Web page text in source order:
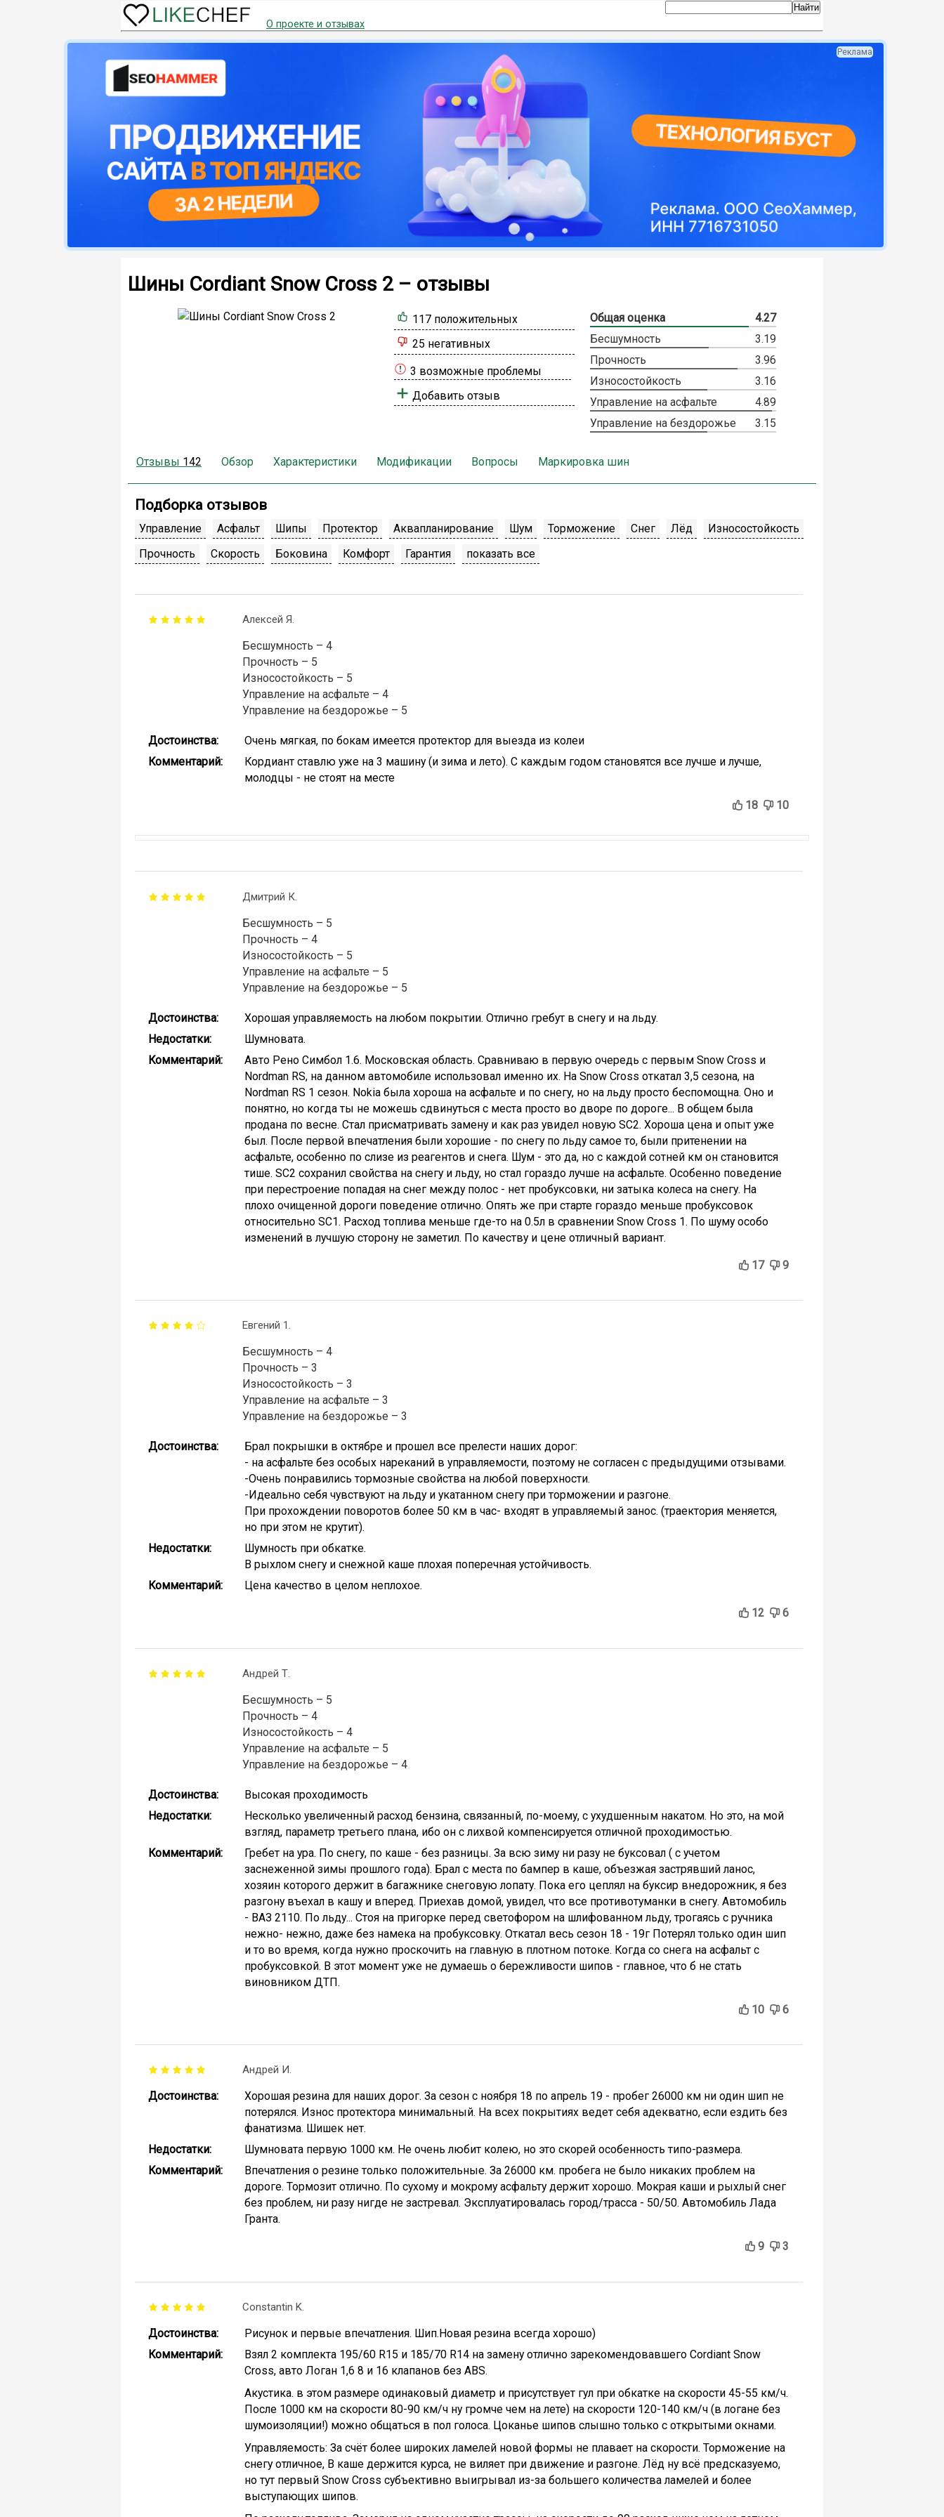
О проекте и отзывах
Реклама
Шины Cordiant Snow Cross 2 – отзывы
117 положительных
25 негативных
3 возможные проблемы
Добавить отзыв
Общая оценка
4.27
Бесшумность
3.19
Прочность
3.96
Износостойкость
3.16
Управление на асфальте
4.89
Управление на бездорожье
3.15
Отзывы 142 Обзор Характеристики Модификации Вопросы Маркировка шин
Подборка отзывов
Управление Асфальт Шипы Протектор Аквапланирование Шум Торможение Снег Лёд
Износостойкость
Прочность
Скорость Боковина Комфорт Гарантия показать все
Алексей Я.
Бесшумность – 4
Прочность – 5
Износостойкость – 5
Управление на асфальте – 4
Управление на бездорожье – 5
Достоинства:
Очень мягкая, по бокам имеется протектор для выезда из колеи
Комментарий:
Кордиант ставлю уже на 3 машину (и зима и лето). С каждым годом становятся все лучше и лучше,
молодцы - не стоят на месте
18 10
Дмитрий К.
Бесшумность – 5
Прочность – 4
Износостойкость – 5
Управление на асфальте – 5
Управление на бездорожье – 5
Достоинства:
Хорошая управляемость на любом покрытии. Отлично гребут в снегу и на льду.
Недостатки:
Шумновата.
Комментарий:
Авто Рено Симбол 1.6. Московская область. Сравниваю в первую очередь с первым Snow Cross и
Nordman RS, на данном автомобиле использовал именно их. На Snow Cross откатал 3,5 сезона, на
Nordman RS 1 сезон. Nokia была хороша на асфальте и по снегу, но на льду просто беспомощна. Оно и
понятно, но когда ты не можешь сдвинуться с места просто во дворе по дороге... В общем была
продана по весне. Стал присматривать замену и как раз увидел новую SC2. Хороша цена и опыт уже
был. После первой впечатления были хорошие - по снегу по льду самое то, были притенении на
асфальте, особенно по слизе из реагентов и снега. Шум - это да, но с каждой сотней км он становится
тише. SC2 сохранил свойства на снегу и льду, но стал гораздо лучше на асфальте. Особенно поведение
при перестроение попадая на снег между полос - нет пробуксовки, ни затыка колеса на снегу. На
плохо очищенной дороги поведение отлично. Опять же при старте гораздо меньше пробуксовок
относительно SC1. Расход топлива меньше где-то на 0.5л в сравнении Snow Cross 1. По шуму особо
изменений в лучшую сторону не заметил. По качеству и цене отличный вариант.
17 9
Евгений 1.
Бесшумность – 4
Прочность – 3
Износостойкость – 3
Управление на асфальте – 3
Управление на бездорожье – 3
Достоинства:
Брал покрышки в октябре и прошел все прелести наших дорог:
- на асфальте без особых нареканий в управляемости, поэтому не согласен с предыдущими отзывами.
-Очень понравились тормозные свойства на любой поверхности.
-Идеально себя чувствуют на льду и укатанном снегу при торможении и разгоне.
При прохождении поворотов более 50 км в час- входят в управляемый занос. (траектория меняется,
но при этом не крутит).
Недостатки:
Шумность при обкатке.
В рыхлом снегу и снежной каше плохая поперечная устойчивость.
Комментарий:
Цена качество в целом неплохое.
12 6
Андрей Т.
Бесшумность – 5
Прочность – 4
Износостойкость – 4
Управление на асфальте – 5
Управление на бездорожье – 4
Достоинства:
Высокая проходимость
Недостатки:
Несколько увеличенный расход бензина, связанный, по-моему, с ухудшенным накатом. Но это, на мой
взгляд, параметр третьего плана, ибо он с лихвой компенсируется отличной проходимостью.
Комментарий:
Гребет на ура. По снегу, по каше - без разницы. За всю зиму ни разу не буксовал ( с учетом
заснеженной зимы прошлого года). Брал с места по бампер в каше, объезжая застрявший ланос,
хозяин которого держит в багажнике снеговую лопату. Пока его цеплял на буксир внедорожник, я без
разгону въехал в кашу и вперед. Приехав домой, увидел, что все противотуманки в снегу. Автомобиль
- ВАЗ 2110. По льду... Стоя на пригорке перед светофором на шлифованном льду, трогаясь с ручника
нежно- нежно, даже без намека на пробуксовку. Откатал весь сезон 18 - 19г Потерял только один шип
и то во время, когда нужно проскочить на главную в плотном потоке. Когда со снега на асфальт с
пробуксовкой. В этот момент уже не думаешь о бережливости шипов - главное, что б не стать
виновником ДТП.
10 6
Андрей И.
Достоинства:
Хорошая резина для наших дорог. За сезон с ноября 18 по апрель 19 - пробег 26000 км ни один шип не
потерялся. Износ протектора минимальный. На всех покрытиях ведет себя адекватно, если ездить без
фанатизма. Шишек нет.
Недостатки:
Шумновата первую 1000 км. Не очень любит колею, но это скорей особенность типо-размера.
Комментарий:
Впечатления о резине только положительные. За 26000 км. пробега не было никаких проблем на
дороге. Тормозит отлично. По сухому и мокрому асфальту держит хорошо. Мокрая каши и рыхлый снег
без проблем, ни разу нигде не застревал. Эксплуатировалась город/трасса - 50/50. Автомобиль Лада
Гранта.
9 3
Constantin K.
Достоинства:
Рисунок и первые впечатления. Шип.Новая резина всегда хорошо)
Комментарий:
Взял 2 комплекта 195/60 R15 и 185/70 R14 на замену отлично зарекомендовавшего Cordiant Snow
Cross, авто Логан 1,6 8 и 16 клапанов без ABS.
Акустика. в этом размере одинаковый диаметр и присутствует гул при обкатке на скорости 45-55 км/ч.
После 1000 км на скорости 80-90 км/ч ну громче чем на лете) на скорости 120-140 км/ч (в логане без
шумоизоляции!) можно общаться в пол голоса. Цоканье шипов слышно только с открытыми окнами.
Управляемость: За счёт более широких ламелей новой формы не плавает на скорости. Торможение на
снегу отличное, В каше держится курса, не виляет при движение и разгоне. Лёд ну всё предсказуемо,
но тут первый Snow Cross субъективно выигрывал из-за большего количества ламелей и более
выступающих шипов.